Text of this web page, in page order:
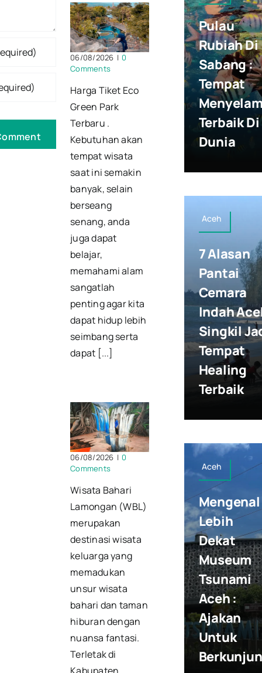
06/08/2026 | 0
Comments
Harga Tiket Eco
Green Park
Terbaru .
Kebutuhan akan
tempat wisata
saat ini semakin
banyak, selain
berseang
senang, anda
juga dapat
belajar,
memahami alam
sangatlah
penting agar kita
dapat hidup lebih
seimbang serta
dapat [...]
06/08/2026 | 0
Comments
Wisata Bahari
Lamongan (WBL)
merupakan
destinasi wisata
keluarga yang
memadukan
unsur wisata
bahari dan taman
hiburan dengan
nuansa fantasi.
Terletak di
Kabupaten
Pulau
Rubiah Di
Sabang :
Tempat
Terbaik Di
Dunia
Aceh
7 Alasan
Pantai
Cemara
Indah
Singkil
Tempat
Healing
Terbaik
Aceh
Mengenal
Lebih
Dekat
Museum
Tsunami
Aceh :
Ajakan
Untuk